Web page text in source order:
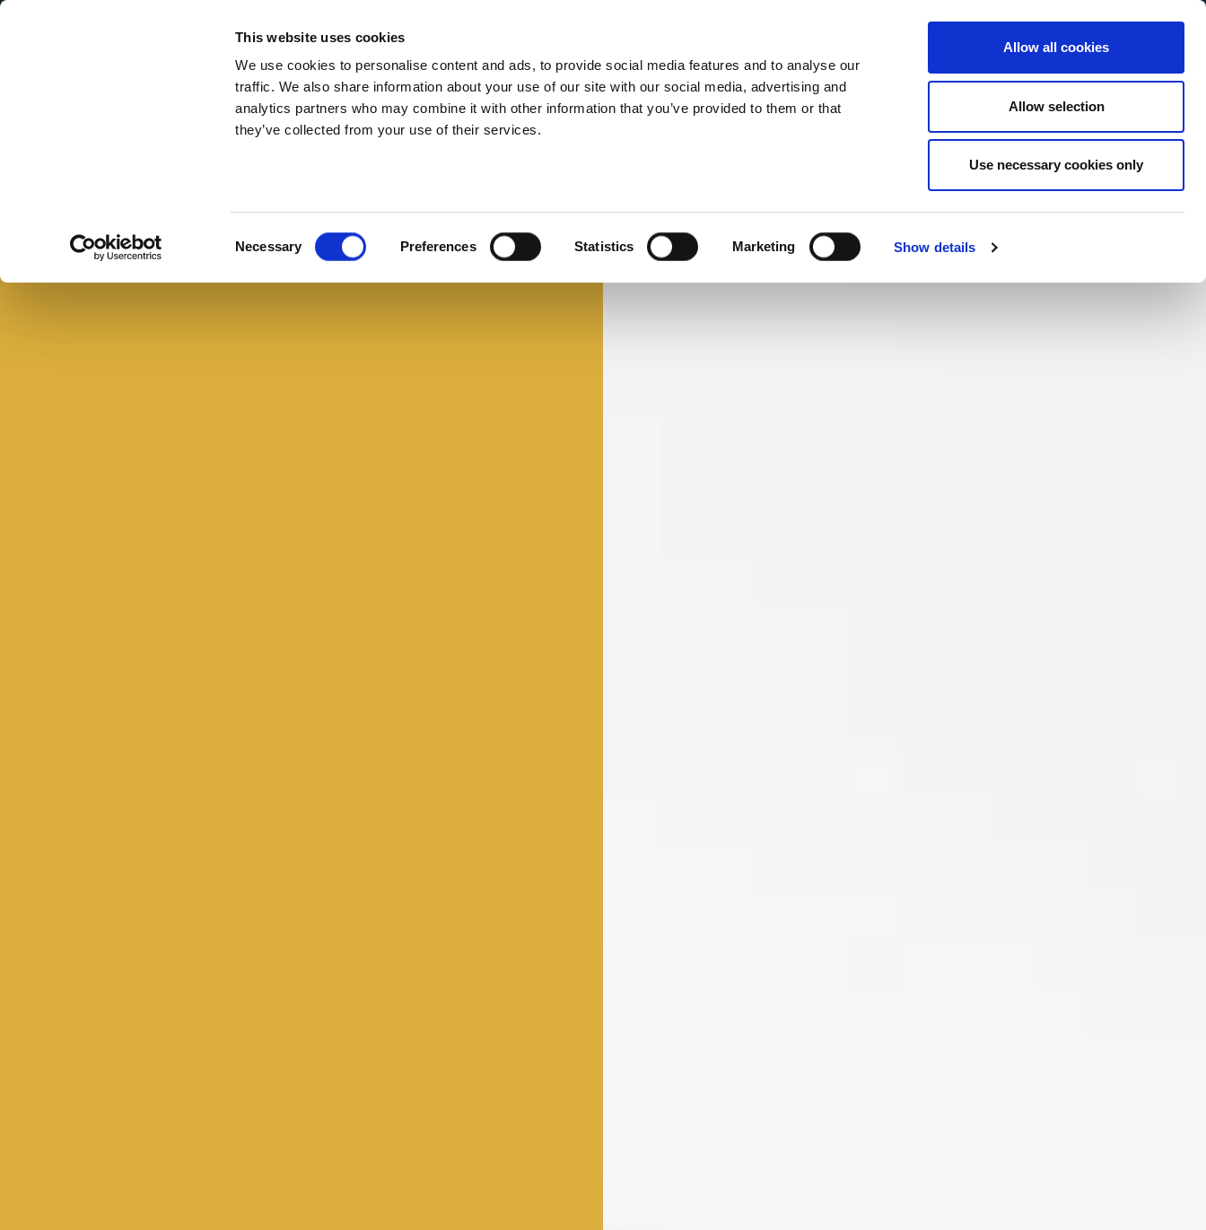
This website uses cookies
We use cookies to personalise content and ads, to provide social media features and to analyse our
traffic. We also share information about your use of our site with our social media, advertising and
analytics partners who may combine it with other information that you’ve provided to them or that
they’ve collected from your use of their services.
Necessary Preferences Statistics Marketing Show details
Allow all cookies
Allow selection
Use necessary cookies only
Select your language
Italian
Service Menu
caprino
petali